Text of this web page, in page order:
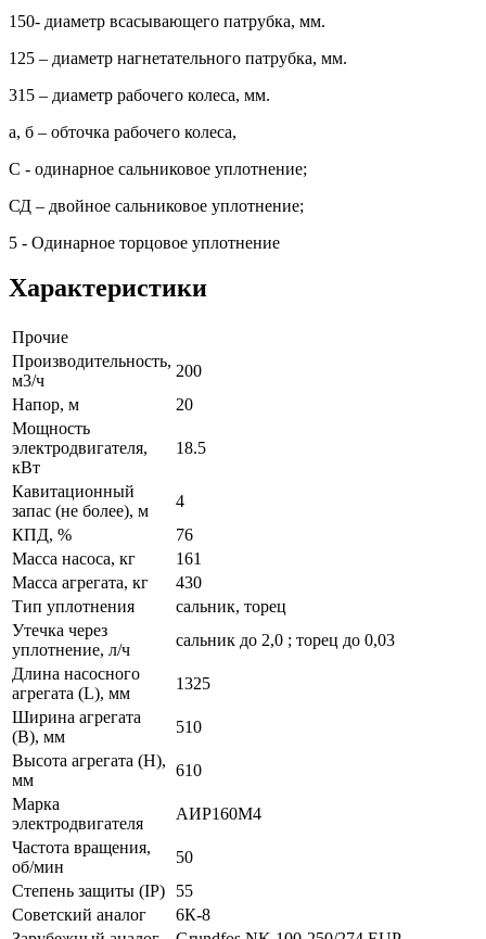
150- диаметр всасывающего патрубка, мм.
125 – диаметр нагнетательного патрубка, мм.
315 – диаметр рабочего колеса, мм.
а, б – обточка рабочего колеса,
С - одинарное сальниковое уплотнение;
СД – двойное сальниковое уплотнение;
5 - Одинарное торцовое уплотнение
Характеристики
Прочие
Производительность,
м3/ч
200
Напор, м
20
Мощность
электродвигателя,
кВт
18.5
Кавитационный
запас (не более), м
4
КПД, %
76
Масса насоса, кг
161
Масса агрегата, кг
430
Тип уплотнения
сальник, торец
Утечка через
уплотнение, л/ч
сальник до 2,0 ; торец до 0,03
Длина насосного
агрегата (L), мм
1325
Ширина агрегата
(B), мм
510
Высота агрегата (H),
мм
610
Марка
электродвигателя
АИР160M4
Частота вращения,
об/мин
50
Степень защиты (IP)
55
Советский аналог
6К-8